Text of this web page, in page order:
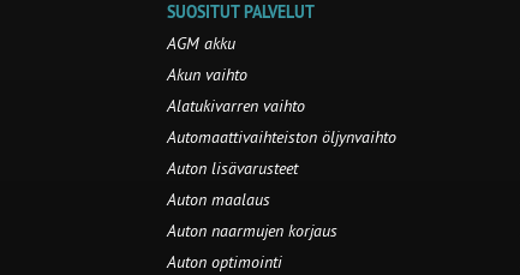
SUOSITUT PALVELUT
AGM akku
Akun vaihto
Alatukivarren vaihto
Automaattivaihteiston öljynvaihto
Auton lisävarusteet
Auton maalaus
Auton naarmujen korjaus
Auton optimointi